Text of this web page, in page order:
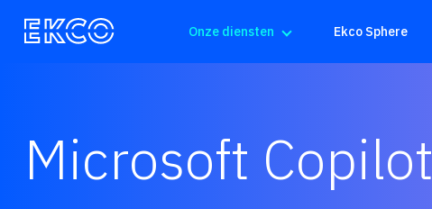
Onze diensten Ekco Sphere
Microsoft Copilot